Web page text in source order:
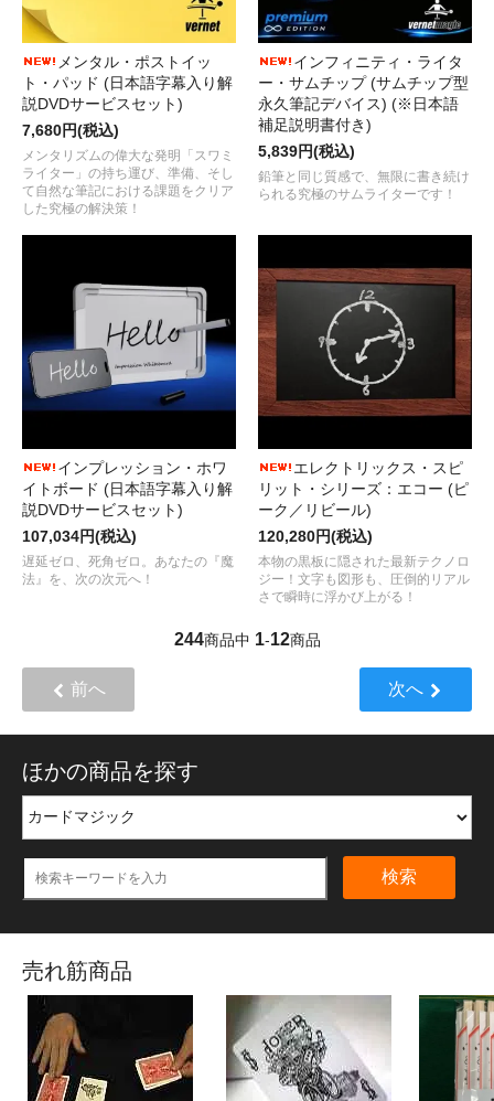
メンタル・ポストイッ
ト・パッド (日本語字幕入り解
説DVDサービスセット)
7,680円(税込)
メンタリズムの偉大な発明「スワミ
ライター」の持ち運び、準備、そし
て自然な筆記における課題をクリア
した究極の解決策！
インフィニティ・ライタ
ー・サムチップ (サムチップ型
永久筆記デバイス) (※日本語
補足説明書付き)
5,839円(税込)
鉛筆と同じ質感で、無限に書き続け
られる究極のサムライターです！
インプレッション・ホワ
イトボード (日本語字幕入り解
説DVDサービスセット)
107,034円(税込)
遅延ゼロ、死角ゼロ。あなたの『魔
法』を、次の次元へ！
エレクトリックス・スピ
リット・シリーズ：エコー (ピ
ーク／リビール)
120,280円(税込)
本物の黒板に隠された最新テクノロ
ジー！文字も図形も、圧倒的リアル
さで瞬時に浮かび上がる！
244商品中 1-12商品
前へ 次へ
ほかの商品を探す
検索
売れ筋商品